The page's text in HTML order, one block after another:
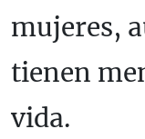
mujeres,
tienen
vida.